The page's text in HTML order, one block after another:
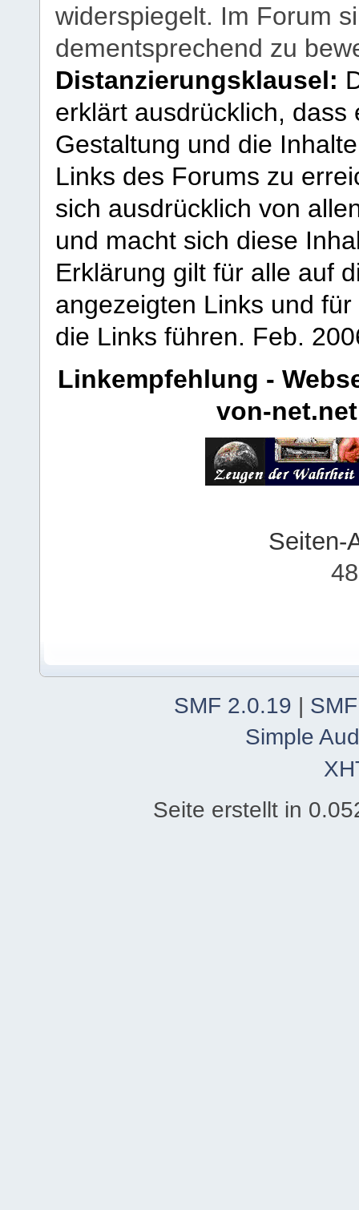
widerspiegelt. Im Forum
dementsprechend zu
Distanzierungsklausel:
erklärt ausdrücklich,
Gestaltung und die
Links des Forums zu
sich ausdrücklich von
und macht sich diese
Erklärung gilt für alle auf
angezeigten Links und
die Links führen. Feb.
Linkempfehlung -
von-net.net
Seiten-
SMF 2.0.19
Simple
Seite erstellt in